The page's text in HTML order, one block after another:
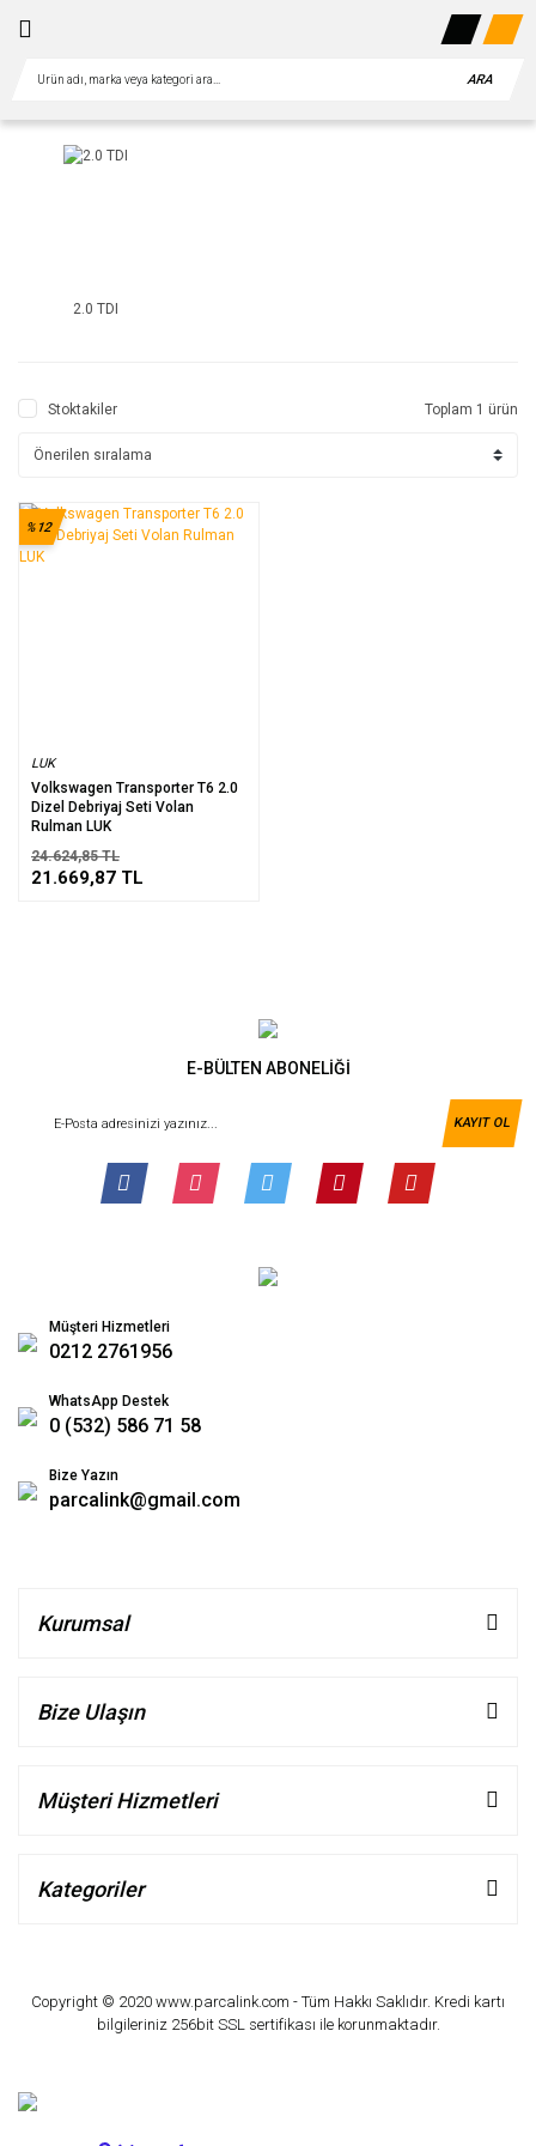
ARA
2.0 TDI
Stoktakiler Toplam 1 ürün
LUK
Volkswagen Transporter T6 2.0
Dizel Debriyaj Seti Volan
Rulman LUK
%12
24.624,85 TL
21.669,87 TL
E-BÜLTEN ABONELİĞİ
KAYIT OL
Müşteri Hizmetleri
0212 2761956
WhatsApp Destek
0 (532) 586 71 58
Bize Yazın
parcalink@gmail.com
Kurumsal
Bize Ulaşın
Müşteri Hizmetleri
Kategoriler
Copyright © 2020 www.parcalink.com - Tüm Hakkı Saklıdır. Kredi kartı
bilgileriniz 256bit SSL sertifikası ile korunmaktadır.